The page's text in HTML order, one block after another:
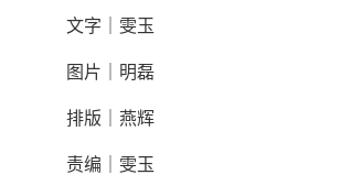
文字｜雯玉
图片｜明磊
排版｜燕辉
责编｜雯玉